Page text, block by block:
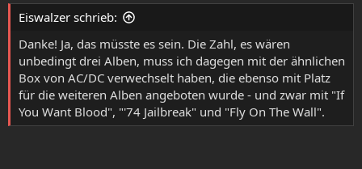
Eiswalzer schrieb:
Danke! Ja, das müsste es sein. Die Zahl, es wären
unbedingt drei Alben, muss ich dagegen mit der ähnlichen
Box von AC/DC verwechselt haben, die ebenso mit Platz
für die weiteren Alben angeboten wurde - und zwar mit "If
You Want Blood", "'74 Jailbreak" und "Fly On The Wall".